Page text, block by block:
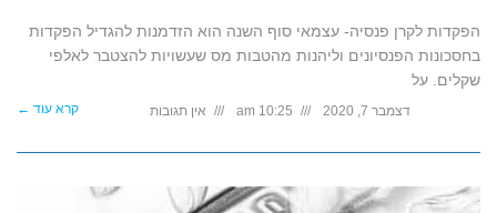
הפקדות לקרן פנסיה- עצמאי סוף השנה הוא הזדמנות להגדיל הפקדות
בחסכונות הפנסיונים וליהנות מהטבות מס שעשויות להצטבר לאלפי
שקלים. על
דצמבר 7, 2020 10:25 am אין תגובות קרא עוד ←